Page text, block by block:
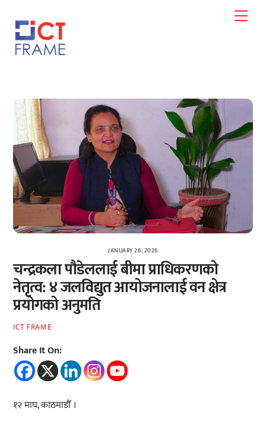
content
JANUARY 26, 2026
चन्द्रकला पौडेललाई बीमा प्राधिकरणको
नेतृत्व: ४ जलविद्युत आयोजनालाई वन क्षेत्र
प्रयोगको अनुमति
ICT FRAME
Share It On:
१२ माघ, काठमाडौँ ।